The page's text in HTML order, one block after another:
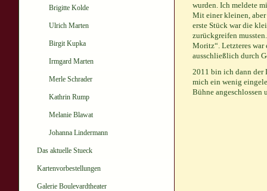
Brigitte Kolde
Ulrich Marten
Birgit Kupka
Irmgard Marten
Merle Schrader
Kathrin Rump
Melanie Blawat
Johanna Lindermann
Das aktuelle Stueck
Kartenvorbestellungen
Galerie Boulevardtheater
wurden. Ich meldete
Mit einer kleinen,
erste Stück war die
zurückgreifen
Moritz“. Letzteres war
ausschließlich durch
2011 bin ich dann der
mich ein wenig
Bühne angeschlossen